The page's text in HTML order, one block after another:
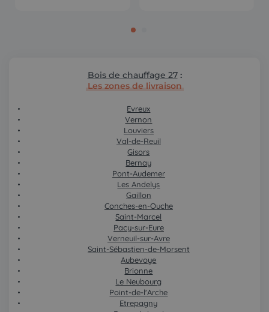
Bois de chauffage 27:
Les zones de livraison
Evreux
Vernon
Louviers
Val-de-Reuil
Gisors
Bernay
Pont-Audemer
Les Andelys
Gaillon
Conches-en-Ouche
Saint-Marcel
Pacy-sur-Eure
Verneuil-sur-Avre
Saint-Sébastien-de-Morsent
Aubevoye
Brionne
Le Neubourg
Point-de-l'Arche
Etrepagny